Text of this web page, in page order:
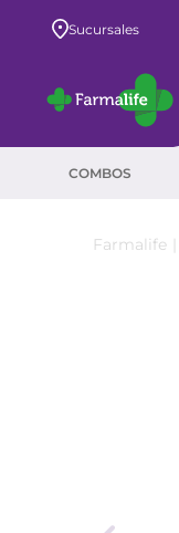
Sucursales
COMBOS